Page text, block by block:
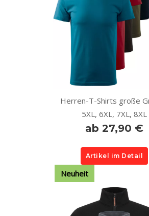
Herren-T-Shirts große
5XL, 6XL, 7XL, 8XL
ab 27,90 €
Artikel im Detail
Neuheit